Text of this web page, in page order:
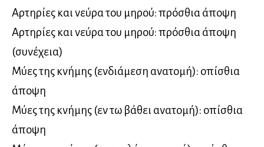
Αρτηρίες και νεύρα του μηρού: πρόσθια άποψη
Αρτηρίες και νεύρα του μηρού: πρόσθια άποψη
(συνέχεια)
Μύες της κνήμης (ενδιάμεση ανατομή): οπίσθια
άποψη
Μύες της κνήμης (εν τω βάθει ανατομή): οπίσθια
άποψη